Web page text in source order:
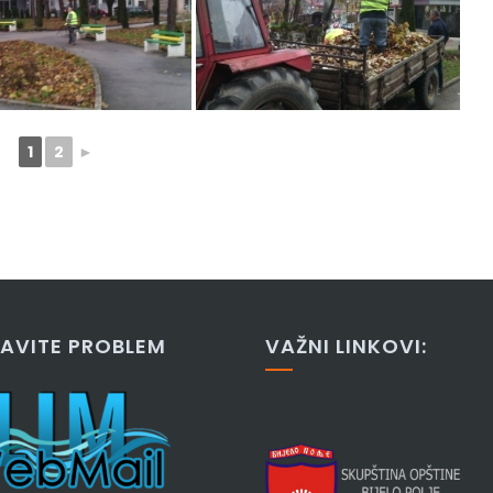
1 2 ►
PROBLEM VAŽNI LINKOVI: